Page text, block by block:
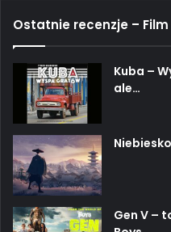
Ostatnie recenzje – Film
Kuba –
ale…
Gen V –